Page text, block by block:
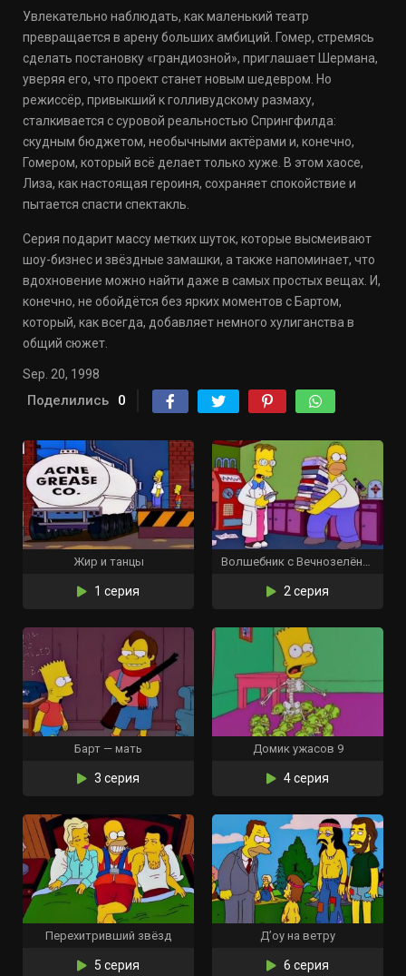
Увлекательно наблюдать, как маленький театр
превращается в арену больших амбиций. Гомер, стремясь
сделать постановку «грандиозной», приглашает Шермана,
уверяя его, что проект станет новым шедевром. Но
режиссёр, привыкший к голливудскому размаху,
сталкивается с суровой реальностью Спрингфилда:
скудным бюджетом, необычными актёрами и, конечно,
Гомером, который всё делает только хуже. В этом хаосе,
Лиза, как настоящая героиня, сохраняет спокойствие и
пытается спасти спектакль.
Серия подарит массу метких шуток, которые высмеивают
шоу-бизнес и звёздные замашки, а также напоминает, что
вдохновение можно найти даже в самых простых вещах. И,
конечно, не обойдётся без ярких моментов с Бартом,
который, как всегда, добавляет немного хулиганства в
общий сюжет.
Sep. 20, 1998
Поделились 0
Жир и танцы
1 серия
Волшебник с Вечнозелёного Бульвара
2 серия
Барт — мать
3 серия
Домик ужасов 9
4 серия
Перехитривший звёзд
5 серия
Д’оу на ветру
6 серия